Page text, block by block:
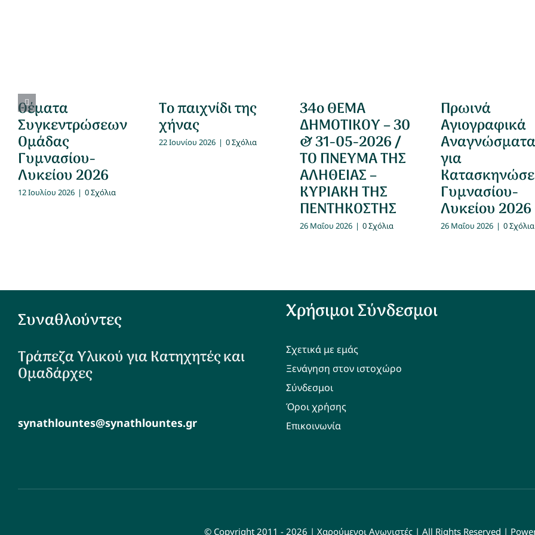
Θέματα
Συγκεντρώσεων
Ομάδας
Γυμνασίου-
Λυκείου 2026
12 Ιουλίου 2026 | 0 Σχόλια
Το παιχνίδι της
χήνας
22 Ιουνίου 2026 | 0 Σχόλια
34ο ΘΕΜΑ
ΔΗΜΟΤΙΚΟΥ – 30
& 31-05-2026 /
ΤΟ ΠΝΕΥΜΑ ΤΗΣ
ΑΛΗΘΕΙΑΣ –
ΚΥΡΙΑΚΗ ΤΗΣ
ΠΕΝΤΗΚΟΣΤΗΣ
26 Μαΐου 2026 | 0 Σχόλια
Πρωινά
Αγιογραφικά
Αναγνώσματα
για
Γυμνασίου-
Λυκείου 2026
26 Μαΐου 2026 | 0 Σχόλια
Συναθλούντες
Τράπεζα Υλικού για Κατηχητές και
Ομαδάρχες
synathlountes@synathlountes.gr
Χρήσιμοι Σύνδεσμοι
Σχετικά με εμάς
Ξενάγηση στον ιστοχώρο
Σύνδεσμοι
Όροι χρήσης
Επικοινωνία
© Copyright 2011 - 2026 | Χαρούμενοι Αγωνιστές| All Rights Reserved |